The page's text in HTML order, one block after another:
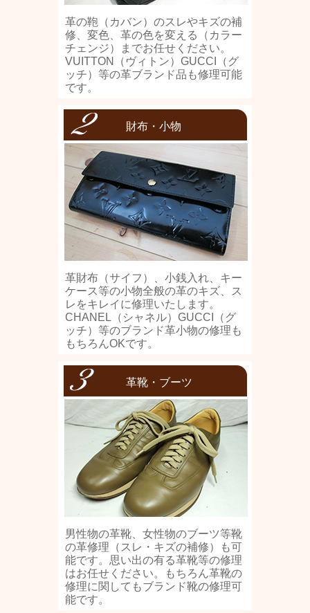
革の鞄（カバン）のスレやキズの補
修、変色、革の色を変える（カラー
チェンジ）までお任せください。
VUITTON（ヴィトン）GUCCI（グ
ッチ）等の革ブランド品も修理可能
です。
財布・小物
革財布（サイフ）、小銭入れ、キー
ケース等の小物全般の革のキズ、ス
レをキレイに修理いたします。
CHANEL（シャネル）GUCCI（グ
ッチ）等のブランド革小物の修理も
もちろんOKです。
革靴・ブーツ
男性物の革靴、女性物のブーツ等靴
の革修理（スレ・キズの補修）も可
能です。思い出の有る革靴等の修理
はお任せください。もちろん革靴の
修理に関してもブランド靴の修理可
能です。